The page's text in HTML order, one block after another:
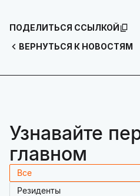
ВЕРНУТЬСЯ К НОВОСТЯМ
ПОДЕЛИТЬСЯ ССЫЛКОЙ
Узнавайте
главном
Все
Резиденты